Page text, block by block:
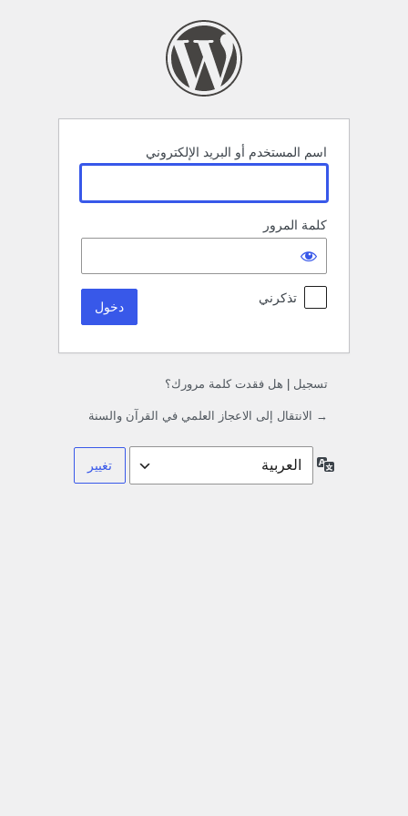
اسم المستخدم أو البريد الإلكتروني
كلمة المرور
تذكرني
تسجيل هل فقدت كلمة مرورك؟
→ الانتقال إلى الاعجاز العلمي في القرآن والسنة
اللغة